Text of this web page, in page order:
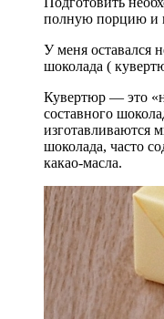
полную порцию и
У меня оставался
шоколада (
Кувертюр — это
составного
изготавливаются
шоколада, часто
какао-масла.